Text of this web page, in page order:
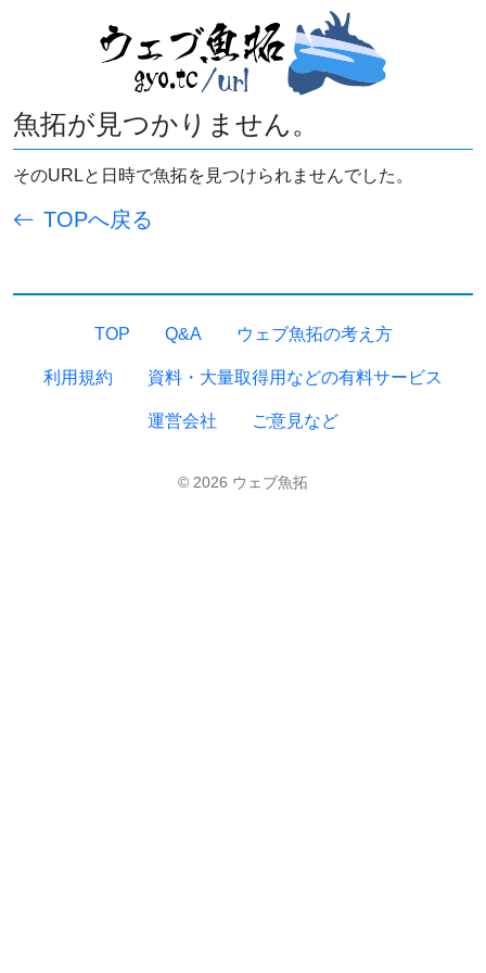
魚拓が見つかりません。
そのURLと日時で魚拓を見つけられませんでした。
TOPへ戻る
TOP Q&A ウェブ魚拓の考え方
利用規約 資料・大量取得用などの有料サービス
運営会社 ご意見など
© 2026 ウェブ魚拓